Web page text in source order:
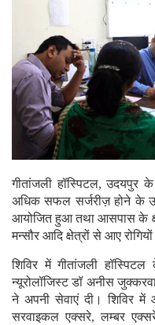
गीतांजली हॉस्पिटल, उदयपुर के
अधिक सफल सर्जरीज़ होने के
आयोजित हुआ तथा आसपास के
मन्सौर आदि क्षेत्रों से आए
शिविर में गीतांजली
न्यूरोलॉजिस्ट डॉ अनीस
ने अपनी सेवाएं दी। शिविर में
सरवाइकल एक्सरे, लम्बर